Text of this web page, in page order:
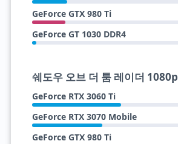
GeForce GTX 980 Ti
GeForce GT 1030 DDR4
쉐도우 오브 더 툼 레이더 1080p
GeForce RTX 3060 Ti
GeForce RTX 3070 Mobile
GeForce GTX 980 Ti